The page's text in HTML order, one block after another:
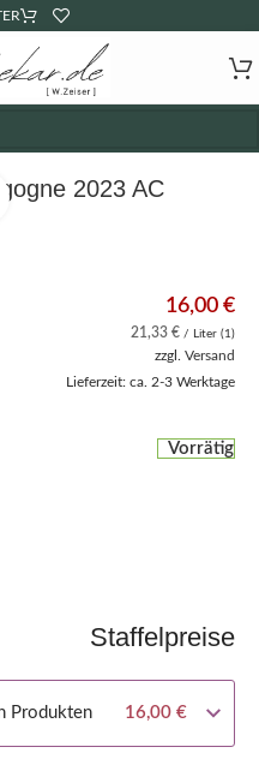
2023 AC
Click to enlarge
16,00 €
21,33 € / Liter (1)
zzgl. Versand
Lieferzeit: ca. 2-3 Werktage
Vorrätig
Staffelpreise
Produkten 16,00 €